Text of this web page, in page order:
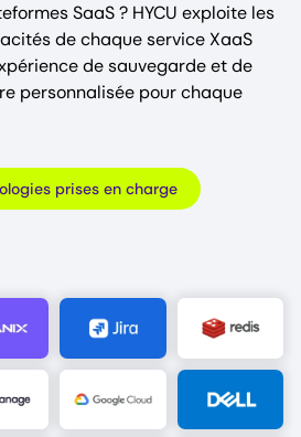
SaaS ? HYCU exploite les
de chaque service XaaS
de sauvegarde et de
personnalisée pour chaque
prises en charge
Image Image
Image Image